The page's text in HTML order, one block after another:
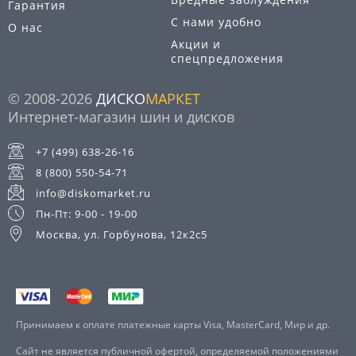
Гарантия
О нас
С нами удобно
Акции и
спецпредложения
© 2008-2026 ДИСКОМАРКЕТ
Интернет-магазин шин и дисков
+7 (499) 638-26-16
8 (800) 550-54-71
info@diskomarket.ru
Пн-Пт: 9-00 - 19-00
Москва, ул. Горбунова, 12к2с5
Принимаем к оплате платежные карты Visa, MasterCard, Мир и др.
Сайт не является публичной офертой, определяемой положениями